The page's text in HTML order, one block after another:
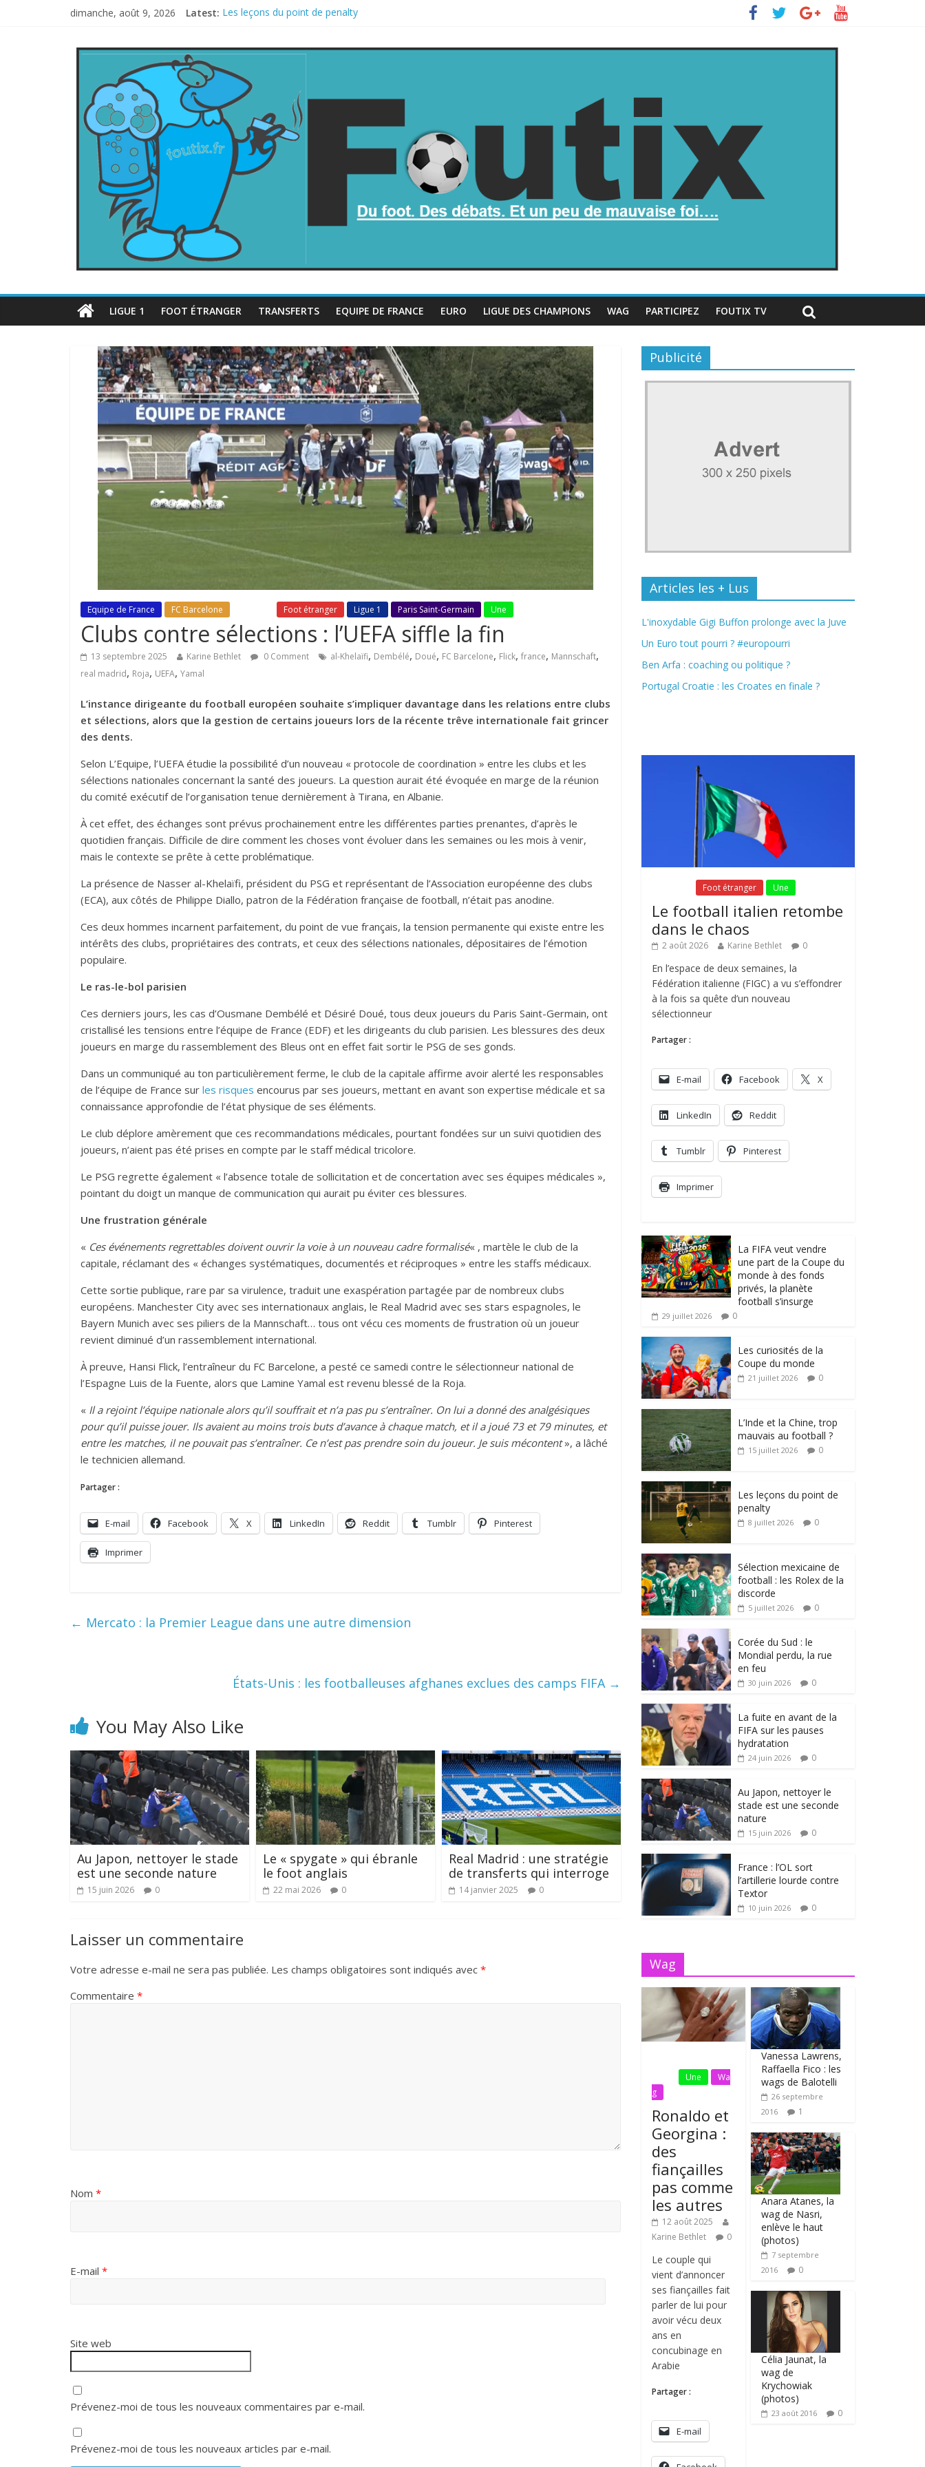
dimanche, août 9, 2026 Latest: Les leçons du point de penalty
Les curiosités de la Coupe du monde
L’Inde et la Chine, trop mauvais au football ?
LIGUE 1 FOOT ÉTRANGER TRANSFERTS EQUIPE DE FRANCE EURO LIGUE DES CHAMPIONS WAG PARTICIPEZ FOUTIX TV
Equipe de France FC Barcelone Foot étranger Ligue 1 Paris Saint-Germain Une
Clubs contre sélections : l’UEFA siffle la fin
13 septembre 2025 Karine Bethlet 0 Comment al-Khelaïfi, Dembélé, Doué, FC Barcelone, Flick, france, Mannschaft,
real madrid, Roja, UEFA, Yamal
L’instance dirigeante du football européen souhaite s’impliquer davantage dans les relations entre clubs
et sélections, alors que la gestion de certains joueurs lors de la récente trêve internationale fait grincer
des dents.
Selon L’Equipe, l’UEFA étudie la possibilité d’un nouveau « protocole de coordination » entre les clubs et les
sélections nationales concernant la santé des joueurs. La question aurait été évoquée en marge de la réunion
du comité exécutif de l’organisation tenue dernièrement à Tirana, en Albanie.
À cet effet, des échanges sont prévus prochainement entre les différentes parties prenantes, d’après le
quotidien français. Difficile de dire comment les choses vont évoluer dans les semaines ou les mois à venir,
mais le contexte se prête à cette problématique.
La présence de Nasser al-Khelaïfi, président du PSG et représentant de l’Association européenne des clubs
(ECA), aux côtés de Philippe Diallo, patron de la Fédération française de football, n’était pas anodine.
Ces deux hommes incarnent parfaitement, du point de vue français, la tension permanente qui existe entre les
intérêts des clubs, propriétaires des contrats, et ceux des sélections nationales, dépositaires de l’émotion
populaire.
Le ras-le-bol parisien
Ces derniers jours, les cas d’Ousmane Dembélé et Désiré Doué, tous deux joueurs du Paris Saint-Germain, ont
cristallisé les tensions entre l’équipe de France (EDF) et les dirigeants du club parisien. Les blessures des deux
joueurs en marge du rassemblement des Bleus ont en effet fait sortir le PSG de ses gonds.
Dans un communiqué au ton particulièrement ferme, le club de la capitale affirme avoir alerté les responsables
de l’équipe de France sur les risques encourus par ses joueurs, mettant en avant son expertise médicale et sa
connaissance approfondie de l’état physique de ses éléments.
Le club déplore amèrement que ces recommandations médicales, pourtant fondées sur un suivi quotidien des
joueurs, n’aient pas été prises en compte par le staff médical tricolore.
Le PSG regrette également « l’absence totale de sollicitation et de concertation avec ses équipes médicales »,
pointant du doigt un manque de communication qui aurait pu éviter ces blessures.
Une frustration générale
« Ces événements regrettables doivent ouvrir la voie à un nouveau cadre formalisé« , martèle le club de la
capitale, réclamant des « échanges systématiques, documentés et réciproques » entre les staffs médicaux.
Cette sortie publique, rare par sa virulence, traduit une exaspération partagée par de nombreux clubs
européens. Manchester City avec ses internationaux anglais, le Real Madrid avec ses stars espagnoles, le
Bayern Munich avec ses piliers de la Mannschaft… tous ont vécu ces moments de frustration où un joueur
revient diminué d’un rassemblement international.
À preuve, Hansi Flick, l’entraîneur du FC Barcelone, a pesté ce samedi contre le sélectionneur national de
l’Espagne Luis de la Fuente, alors que Lamine Yamal est revenu blessé de la Roja.
« Il a rejoint l’équipe nationale alors qu’il souffrait et n’a pas pu s’entraîner. On lui a donné des analgésiques
pour qu’il puisse jouer. Ils avaient au moins trois buts d’avance à chaque match, et il a joué 73 et 79 minutes, et
entre les matches, il ne pouvait pas s’entraîner. Ce n’est pas prendre soin du joueur. Je suis mécontent», a lâché
le technicien allemand.
Partager :
E-mail Facebook X LinkedIn Reddit Tumblr Pinterest
Imprimer
← Mercato : la Premier League dans une autre dimension
États-Unis : les footballeuses afghanes exclues des camps FIFA →
You May Also Like
Au Japon, nettoyer le stade
est une seconde nature
15 juin 2026 0
Le « spygate » qui ébranle
le foot anglais
22 mai 2026 0
Real Madrid : une stratégie
de transferts qui interroge
14 janvier 2025 0
Laisser un commentaire
Votre adresse e-mail ne sera pas publiée. Les champs obligatoires sont indiqués avec *
Commentaire *
Nom *
E-mail *
Site web
Prévenez-moi de tous les nouveaux commentaires par e-mail.
Prévenez-moi de tous les nouveaux articles par e-mail.
Publicité
Articles les + Lus
L'inoxydable Gigi Buffon prolonge avec la Juve
Un Euro tout pourri ? #europourri
Ben Arfa : coaching ou politique ?
Portugal Croatie : les Croates en finale ?
Foot étranger Une
Le football italien retombe
dans le chaos
2 août 2026 Karine Bethlet 0
En l’espace de deux semaines, la
Fédération italienne (FIGC) a vu s’effondrer
à la fois sa quête d’un nouveau
sélectionneur
Partager :
E-mail Facebook X
LinkedIn Reddit
Tumblr Pinterest
Imprimer
La FIFA veut vendre
une part de la Coupe du
monde à des fonds
privés, la planète
football s’insurge
29 juillet 2026 0
Les curiosités de la
Coupe du monde
21 juillet 2026 0
L’Inde et la Chine, trop
mauvais au football ?
15 juillet 2026 0
Les leçons du point de
penalty
8 juillet 2026 0
Sélection mexicaine de
football : les Rolex de la
discorde
5 juillet 2026 0
Corée du Sud : le
Mondial perdu, la rue
en feu
30 juin 2026 0
La fuite en avant de la
FIFA sur les pauses
hydratation
24 juin 2026 0
Au Japon, nettoyer le
stade est une seconde
nature
15 juin 2026 0
France : l’OL sort
l’artillerie lourde contre
Textor
10 juin 2026 0
Wag
Une
Wa
g
Ronaldo et
Georgina :
des
fiançailles
pas comme
les autres
12 août 2025
Karine Bethlet
0
Le couple qui
vient d’annoncer
ses fiançailles fait
parler de lui pour
avoir vécu deux
ans en
concubinage en
Arabie
Partager :
E-mail
Vanessa Lawrens,
Raffaella Fico : les
wags de Balotelli
26 septembre
2016
1
Anara Atanes, la
wag de Nasri,
enlève le haut
(photos)
7 septembre
2016
0
Célia Jaunat, la
wag de
Krychowiak
(photos)
23 août 2016 0